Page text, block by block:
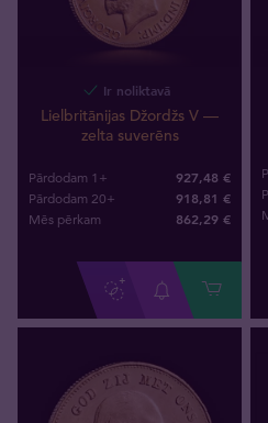
Ir noliktavā
Lielbritānijas Džordžs V —
zelta suverēns
Pārdodam 1+ 927,48 €
Pārdodam 20+ 918,81 €
Mēs pērkam 862,29 €